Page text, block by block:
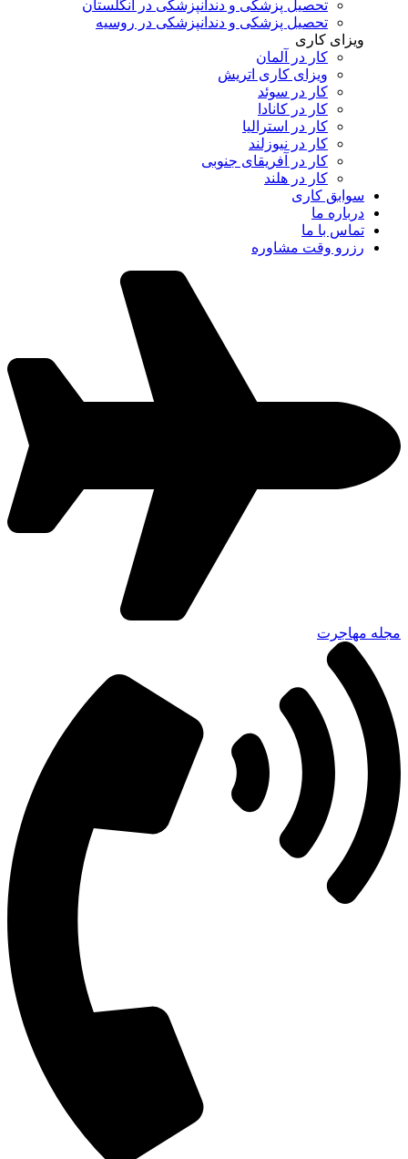
تحصیل پزشکی و دندانپزشکی در انگلستان
تحصیل پزشکی و دندانپزشکی در روسیه
ویزای کاری
کار در آلمان
ویزای کاری اتریش
کار در سوئد
کار در کانادا
کار در استرالیا
کار در نیوزلند
کار در آفریقای جنوبی
کار در هلند
سوابق کاری
درباره ما
تماس با ما
رزرو وقت مشاوره
مجله مهاجرت